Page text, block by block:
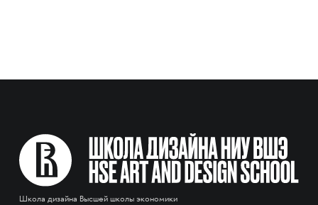
Школа дизайна Высшей школы экономики